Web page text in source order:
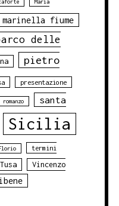
Maria
marinella fiume
delle
pietro
presentazione
romanzo santa
Sicilia
termini
Tusa
Vincenzo